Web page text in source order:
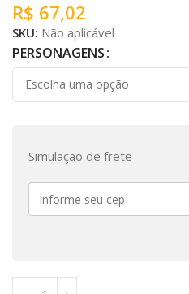
R$ 67,02
SKU: Não aplicável
PERSONAGENS
Simulação de frete